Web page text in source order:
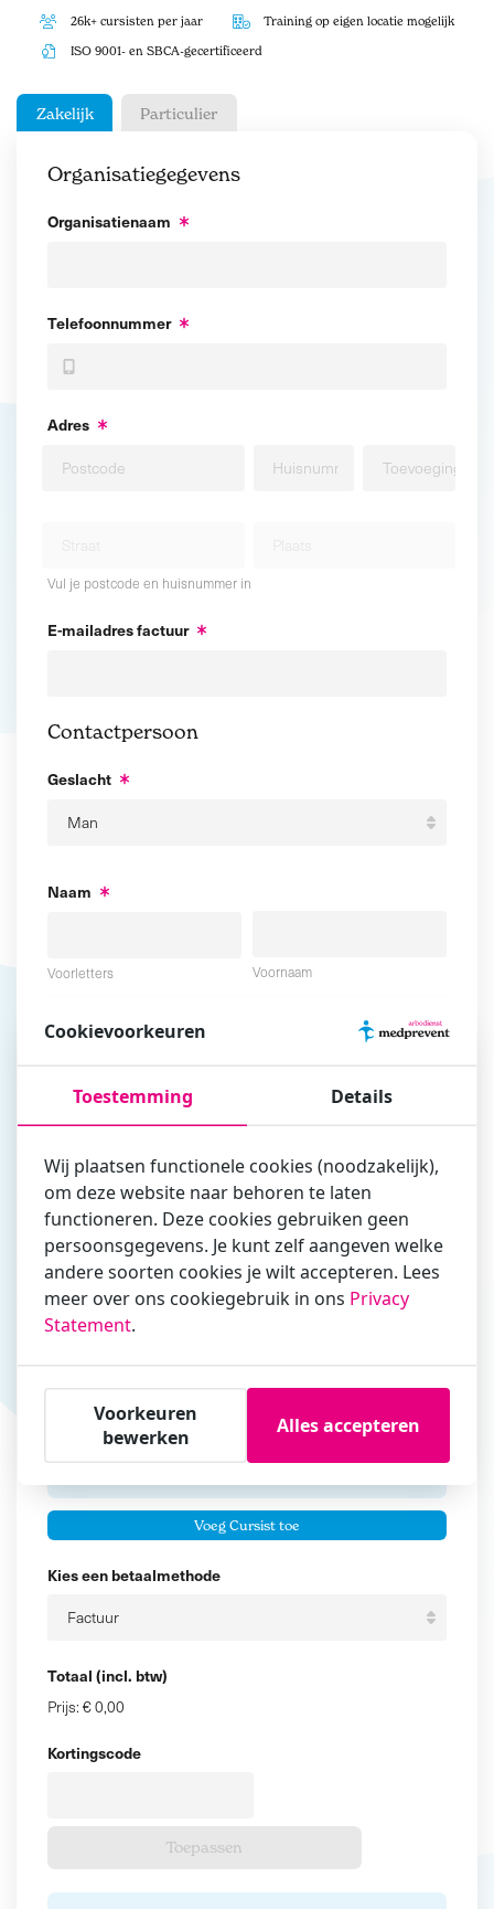
26k+ cursisten per jaar Training op eigen locatie mogelijk
ISO 9001- en SBCA-gecertificeerd
Zakelijk Particulier
Organisatiegegevens
Organisatienaam
Telefoonnummer
Adres
Vul je postcode en huisnummer in
E-mailadres factuur
Contactpersoon
Geslacht
Naam
Voorletters Voornaam
Tussenvoegsel Achternaam
E-mailadres
zakelijk/administratief correspondeert
Is de contactpersoon ook een cursist?
Ja
Nee
Cursisten
Voeg cursisten toe
Tussenvoegsel
Voeg Cursist toe
Kies een betaalmethode
Totaal (incl. btw)
Prijs: € 0,00
Kortingscode
Cookievoorkeuren
Toestemming Details
Wij plaatsen functionele cookies (noodzakelijk),
om deze website naar behoren te laten
functioneren. Deze cookies gebruiken geen
persoonsgegevens. Je kunt zelf aangeven welke
andere soorten cookies je wilt accepteren. Lees
meer over ons cookiegebruik in ons Privacy
Statement.
Voorkeuren
bewerken
Alles accepteren